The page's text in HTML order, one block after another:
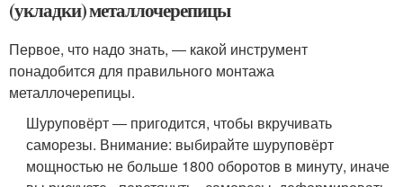
(укладки) металлочерепицы
Первое, что надо знать, ― какой инструмент
понадобится для правильного монтажа
металлочерепицы.
Шуруповёрт ― пригодится, чтобы вкручивать
саморезы. Внимание: выбирайте шуруповёрт
мощностью не больше 1800 оборотов в минуту, иначе